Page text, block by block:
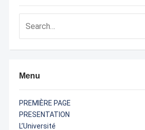
Menu
PREMIÈRE PAGE
PRESENTATION
L’Université